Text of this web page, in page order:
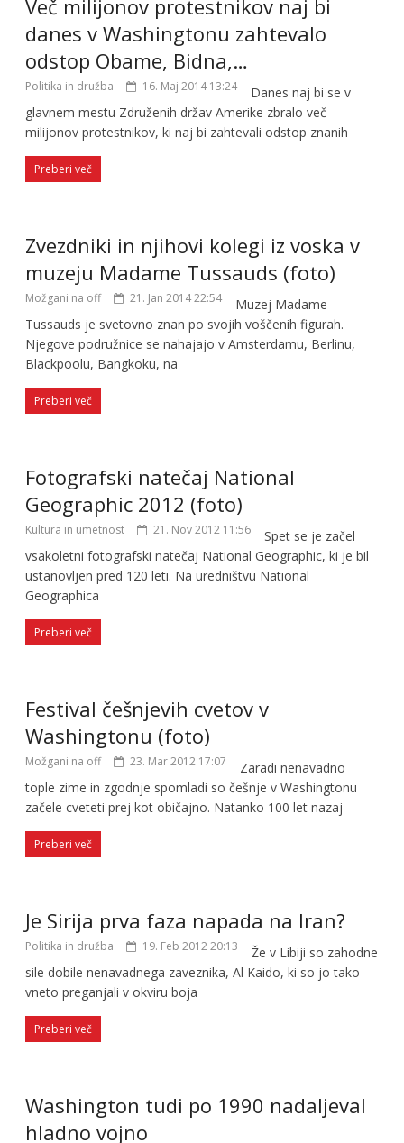
Več milijonov protestnikov naj bi
danes v Washingtonu zahtevalo
odstop Obame, Bidna,…
Politika in družba 16. Maj 2014 13:24
Danes naj bi se v
glavnem mestu Združenih držav Amerike zbralo več
milijonov protestnikov, ki naj bi zahtevali odstop znanih
Preberi več
Zvezdniki in njihovi kolegi iz voska v
muzeju Madame Tussauds (foto)
Možgani na off 21. Jan 2014 22:54
Muzej Madame
Tussauds je svetovno znan po svojih voščenih figurah.
Njegove podružnice se nahajajo v Amsterdamu, Berlinu,
Blackpoolu, Bangkoku, na
Preberi več
Fotografski natečaj National
Geographic 2012 (foto)
Kultura in umetnost 21. Nov 2012 11:56
Spet se je začel
vsakoletni fotografski natečaj National Geographic, ki je bil
ustanovljen pred 120 leti. Na uredništvu National
Geographica
Preberi več
Festival češnjevih cvetov v
Washingtonu (foto)
Možgani na off 23. Mar 2012 17:07
Zaradi nenavadno
tople zime in zgodnje spomladi so češnje v Washingtonu
začele cveteti prej kot običajno. Natanko 100 let nazaj
Preberi več
Je Sirija prva faza napada na Iran?
Politika in družba 19. Feb 2012 20:13
Že v Libiji so zahodne
sile dobile nenavadnega zaveznika, Al Kaido, ki so jo tako
vneto preganjali v okviru boja
Preberi več
Washington tudi po 1990 nadaljeval
hladno vojno